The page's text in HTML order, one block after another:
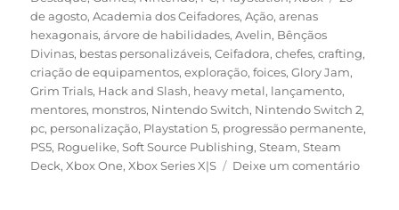
de agosto,Academia dos Ceifadores,Ação,arenas
hexagonais,árvore de habilidades,Avelin, Bênçãos
Divinas, bestas personalizáveis,Ceifadora,chefes,crafting,
criação de equipamentos,exploração,foices,Glory Jam,
Grim Trials, Hack and Slash, heavy metal, lançamento,
mentores, monstros, Nintendo Switch, Nintendo Switch 2,
pc, personalização, Playstation 5, progressão permanente,
PS5, Roguelike,Soft Source Publishing,Steam,Steam
Deck,Xbox One,Xbox Series X|S Deixe um comentárioem